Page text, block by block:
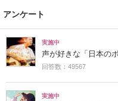
アンケート
実施中
声が好きな「日本の
回答数：49567
実施中